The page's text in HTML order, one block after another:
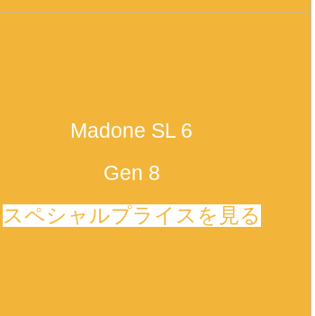
Madone SL 6
Gen 8
スペシャルプライスを見る